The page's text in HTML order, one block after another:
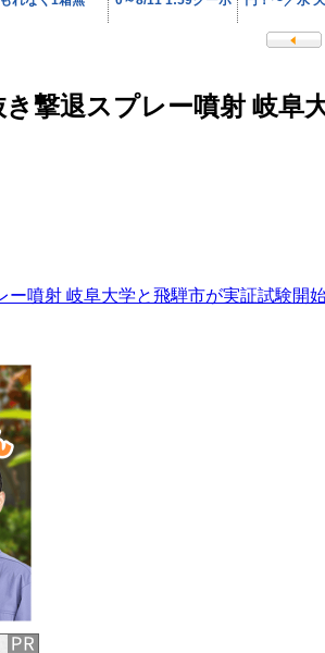
撃退スプレー噴射 岐阜
噴射 岐阜大学と飛騨市が実証試験開